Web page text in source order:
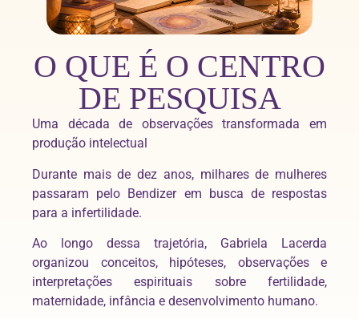
O QUE É O CENTRO
DE PESQUISA
Uma década de observações transformada em
produção intelectual
Durante mais de dez anos, milhares de mulheres
passaram pelo Bendizer em busca de respostas
para a infertilidade.
Ao longo dessa trajetória, Gabriela Lacerda
organizou conceitos, hipóteses, observações e
interpretações espirituais sobre fertilidade,
maternidade, infância e desenvolvimento humano.